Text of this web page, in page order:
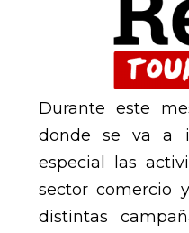
Durante este
donde se va a
especial las
sector comercio
distintas